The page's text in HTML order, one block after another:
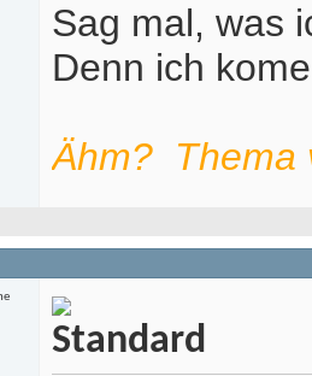
Sag mal, was
Denn ich
Ähm? Thema